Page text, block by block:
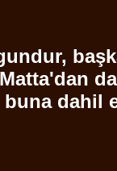
Matta'dan
buna dahil